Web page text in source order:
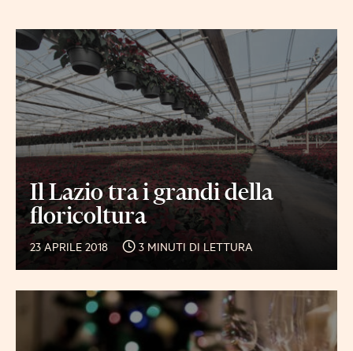
Il Lazio tra i grandi della
floricoltura
23 APRILE 2018 3 MINUTI DI LETTURA